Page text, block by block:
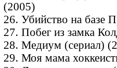
(2005)
26. Убийство на базе
27. Побег из замка
28. Медиум (сериал)
29. Моя мама